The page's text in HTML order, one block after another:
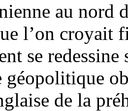
au nord
l’on croyait
se redessine
géopolitique
de la